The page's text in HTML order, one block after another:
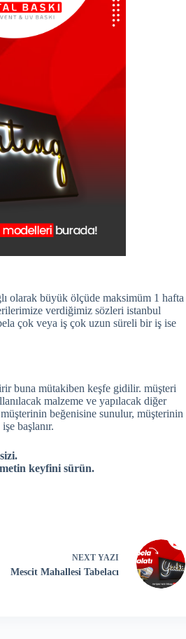
olarak büyük ölçüde maksimüm 1 hafta
verdiğimiz sözleri istanbul
çok veya iş çok uzun süreli bir iş ise
buna mütakiben keşfe gidilir. müşteri
malzeme ve yapılacak diğer
beğenisine sunulur, müşterinin
başlanır.
keyfini sürün.
NEXT YAZI
Mescit Mahallesi Tabelacı